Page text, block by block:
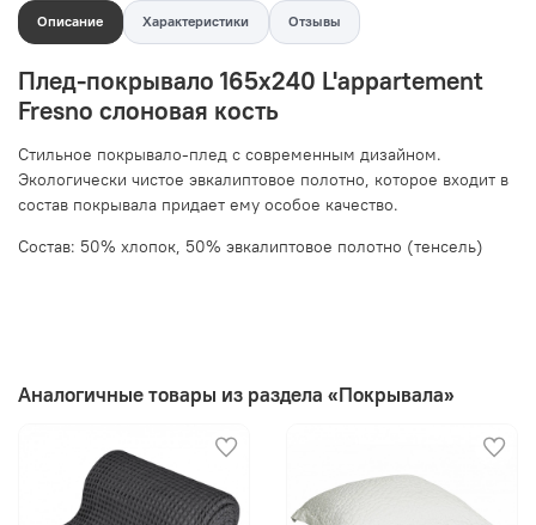
Описание Характеристики Отзывы
Плед-покрывало 165x240 L'appartement
Fresno слоновая кость
Стильное покрывало-плед с современным дизайном.
Экологически чистое эвкалиптовое полотно, которое входит в
состав покрывала придает ему особое качество.
Состав: 50% хлопок, 50% эвкалиптовое полотно (тенсель)
Аналогичные товары из раздела «Покрывала»